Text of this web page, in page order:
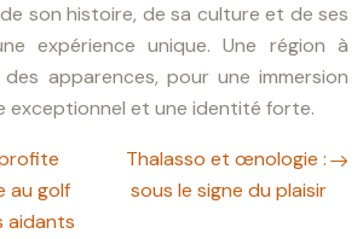
son histoire, de sa culture et de ses
expérience unique. Une région à
apparences, pour une immersion
exceptionnel et une identité forte.
au golf
aidants
Thalasso et œnologie :
sous le signe du plaisir